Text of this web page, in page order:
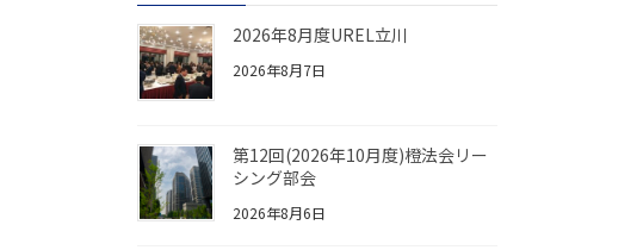
2026年8月度UREL立川
2026年8月7日
第12回(2026年10月度)橙法会リー
シング部会
2026年8月6日